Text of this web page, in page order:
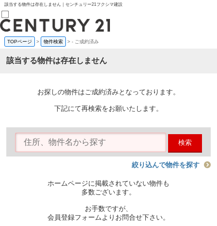
該当する物件は存在しません｜センチュリー21フクシマ建設
売買部
0120-800-844
賃貸部
会員メニュー
物件を探す
購入TOP
条件から探す
住宅ローン控除シミュレータ
TOPページ > 物件検索 >- ご成約済み
該当する物件は存在しません
お探しの物件はご成約済みとなっております。
下記にて再検索をお願いたします。
検索
絞り込んで物件を探す
ホームページに掲載されていない物件も
多数ございます。
お手数ですが、
会員登録フォームよりお問合せ下さい。